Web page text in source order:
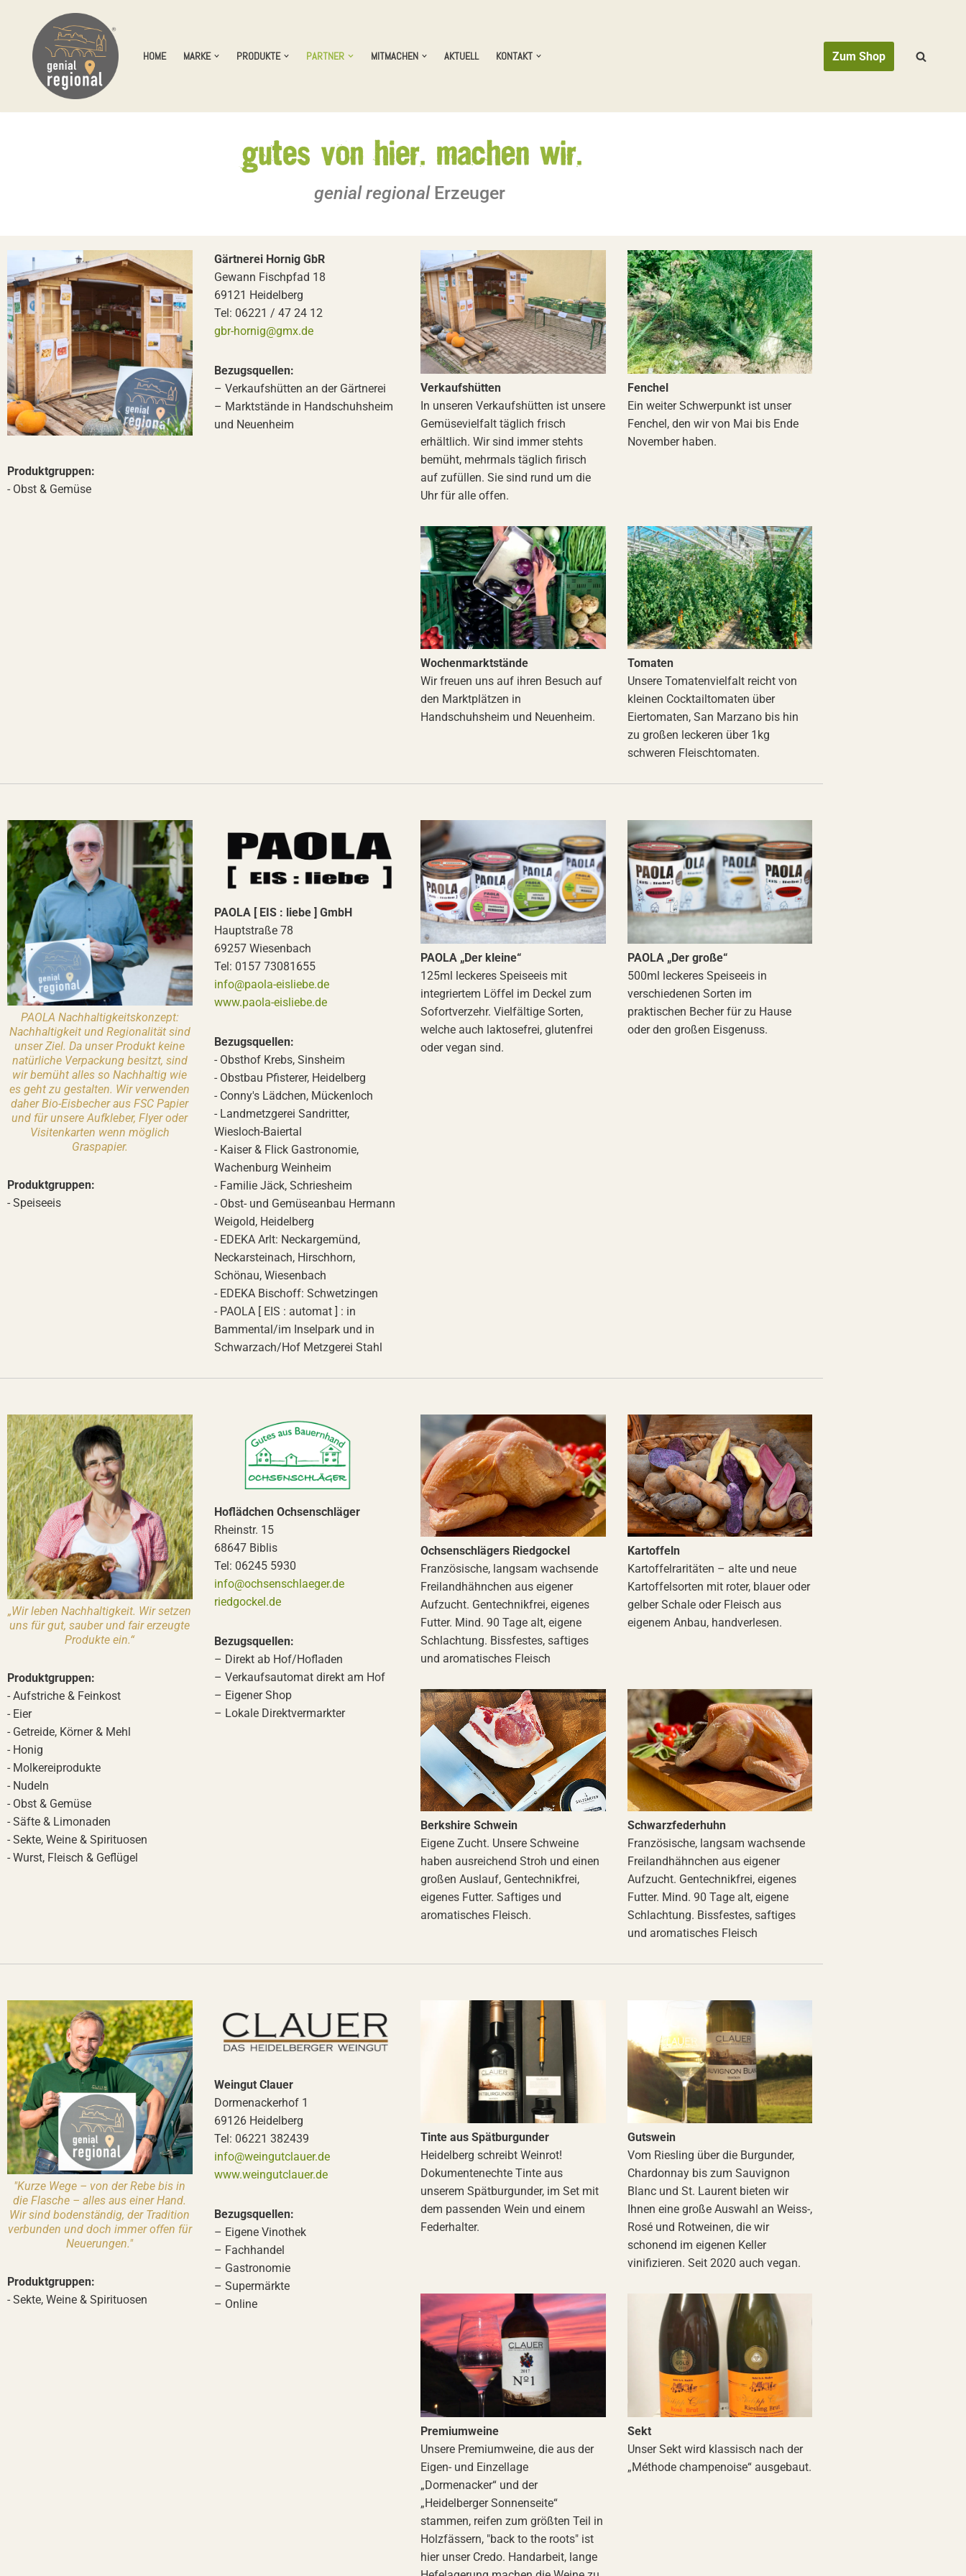
Inhalt
springen
HOME MARKE PRODUKTE PARTNER MITMACHEN AKTUELL KONTAKT Zum Shop
genial regionalErzeuger
Produktgruppen:
- Obst & Gemüse
Gärtnerei Hornig GbR
Gewann Fischpfad 18
69121 Heidelberg
Tel: 06221 / 47 24 12
gbr-hornig@gmx.de
Bezugsquellen:
– Verkaufshütten an der Gärtnerei
– Marktstände in Handschuhsheim
und Neuenheim
Verkaufshütten
In unseren Verkaufshütten ist unsere
Gemüsevielfalt täglich frisch
erhältlich. Wir sind immer stehts
bemüht, mehrmals täglich firisch
auf zufüllen. Sie sind rund um die
Uhr für alle offen.
Fenchel
Ein weiter Schwerpunkt ist unser
Fenchel, den wir von Mai bis Ende
November haben.
Wochenmarktstände
Wir freuen uns auf ihren Besuch auf
den Marktplätzen in
Handschuhsheim und Neuenheim.
Tomaten
Unsere Tomatenvielfalt reicht von
kleinen Cocktailtomaten über
Eiertomaten, San Marzano bis hin
zu großen leckeren über 1kg
schweren Fleischtomaten.
PAOLA Nachhaltigkeitskonzept:
Nachhaltigkeit und Regionalität sind
unser Ziel. Da unser Produkt keine
natürliche Verpackung besitzt, sind
wir bemüht alles so Nachhaltig wie
es geht zu gestalten. Wir verwenden
daher Bio-Eisbecher aus FSC Papier
und für unsere Aufkleber, Flyer oder
Visitenkarten wenn möglich
Graspapier.
Produktgruppen:
- Speiseeis
PAOLA [ EIS : liebe ] GmbH
Hauptstraße 78
69257 Wiesenbach
Tel: 0157 73081655
info@paola-eisliebe.de
www.paola-eisliebe.de
Bezugsquellen:
- Obsthof Krebs, Sinsheim
- Obstbau Pfisterer, Heidelberg
- Conny's Lädchen, Mückenloch
- Landmetzgerei Sandritter,
Wiesloch-Baiertal
- Kaiser & Flick Gastronomie,
Wachenburg Weinheim
- Familie Jäck, Schriesheim
- Obst- und Gemüseanbau Hermann
Weigold, Heidelberg
- EDEKA Arlt: Neckargemünd,
Neckarsteinach, Hirschhorn,
Schönau, Wiesenbach
- EDEKA Bischoff: Schwetzingen
- PAOLA [ EIS : automat ] : in
Bammental/im Inselpark und in
Schwarzach/Hof Metzgerei Stahl
PAOLA „Der kleine“
125ml leckeres Speiseeis mit
integriertem Löffel im Deckel zum
Sofortverzehr. Vielfältige Sorten,
welche auch laktosefrei, glutenfrei
oder vegan sind.
PAOLA „Der große“
500ml leckeres Speiseeis in
verschiedenen Sorten im
praktischen Becher für zu Hause
oder den großen Eisgenuss.
„Wir leben Nachhaltigkeit. Wir setzen
uns für gut, sauber und fair erzeugte
Produkte ein.“
Produktgruppen:
- Aufstriche & Feinkost
- Eier
- Getreide, Körner & Mehl
- Honig
- Molkereiprodukte
- Nudeln
- Obst & Gemüse
- Säfte & Limonaden
- Sekte, Weine & Spirituosen
- Wurst, Fleisch & Geflügel
Hoflädchen Ochsenschläger
Rheinstr. 15
68647 Biblis
Tel: 06245 5930
info@ochsenschlaeger.de
riedgockel.de
Bezugsquellen:
– Direkt ab Hof/Hofladen
– Verkaufsautomat direkt am Hof
– Eigener Shop
– Lokale Direktvermarkter
Ochsenschlägers Riedgockel
Französische, langsam wachsende
Freilandhähnchen aus eigener
Aufzucht. Gentechnikfrei, eigenes
Futter. Mind. 90 Tage alt, eigene
Schlachtung. Bissfestes, saftiges
und aromatisches Fleisch
Kartoffeln
Kartoffelraritäten – alte und neue
Kartoffelsorten mit roter, blauer oder
gelber Schale oder Fleisch aus
eigenem Anbau, handverlesen.
Berkshire Schwein
Eigene Zucht. Unsere Schweine
haben ausreichend Stroh und einen
großen Auslauf, Gentechnikfrei,
eigenes Futter. Saftiges und
aromatisches Fleisch.
Schwarzfederhuhn
Französische, langsam wachsende
Freilandhähnchen aus eigener
Aufzucht. Gentechnikfrei, eigenes
Futter. Mind. 90 Tage alt, eigene
Schlachtung. Bissfestes, saftiges
und aromatisches Fleisch
"Kurze Wege – von der Rebe bis in
die Flasche – alles aus einer Hand.
Wir sind bodenständig, der Tradition
verbunden und doch immer offen für
Neuerungen."
Produktgruppen:
- Sekte, Weine & Spirituosen
Weingut Clauer
Dormenackerhof 1
69126 Heidelberg
Tel: 06221 382439
info@weingutclauer.de
www.weingutclauer.de
Bezugsquellen:
– Eigene Vinothek
– Fachhandel
– Gastronomie
– Supermärkte
– Online
Tinte aus Spätburgunder
Heidelberg schreibt Weinrot!
Dokumentenechte Tinte aus
unserem Spätburgunder, im Set mit
dem passenden Wein und einem
Federhalter.
Gutswein
Vom Riesling über die Burgunder,
Chardonnay bis zum Sauvignon
Blanc und St. Laurent bieten wir
Ihnen eine große Auswahl an Weiss-,
Rosé und Rotweinen, die wir
schonend im eigenen Keller
vinifizieren. Seit 2020 auch vegan.
Premiumweine
Unsere Premiumweine, die aus der
Eigen- und Einzellage
„Dormenacker“ und der
„Heidelberger Sonnenseite“
stammen, reifen zum größten Teil in
Holzfässern, "back to the roots" ist
hier unser Credo. Handarbeit, lange
Sekt
Unser Sekt wird klassisch nach der
„Méthode champenoise“ ausgebaut.